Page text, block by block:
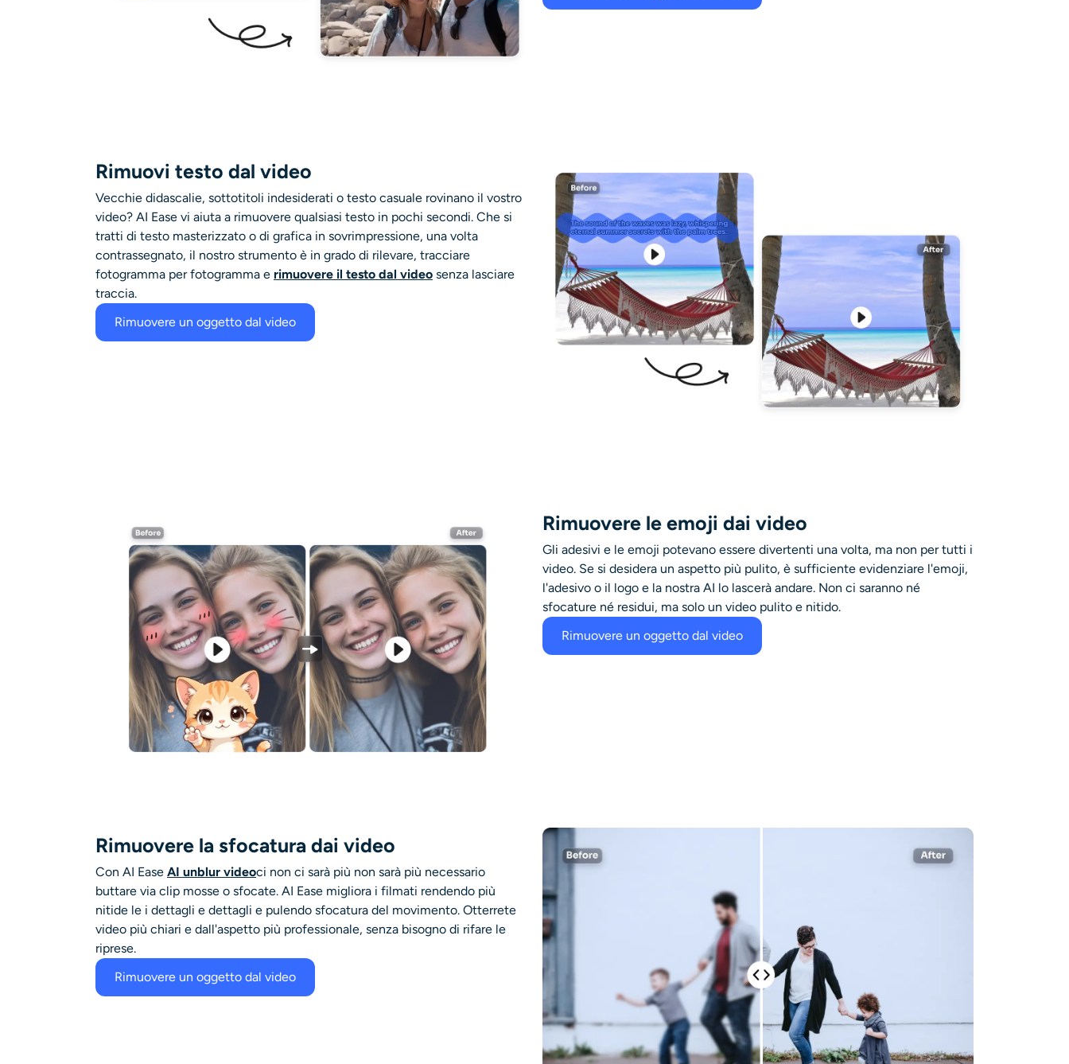
Rimuovi testo dal video
Vecchie didascalie, sottotitoli indesiderati o testo casuale rovinano il vostro
video? AI Ease vi aiuta a rimuovere qualsiasi testo in pochi secondi. Che si
tratti di testo masterizzato o di grafica in sovrimpressione, una volta
contrassegnato, il nostro strumento è in grado di rilevare, tracciare
fotogramma per fotogramma e rimuovere il testo dal video senza lasciare
traccia.
Rimuovere un oggetto dal video
Rimuovere le emoji dai video
Gli adesivi e le emoji potevano essere divertenti una volta, ma non per tutti i
video. Se si desidera un aspetto più pulito, è sufficiente evidenziare l'emoji,
l'adesivo o il logo e la nostra AI lo lascerà andare. Non ci saranno né
sfocature né residui, ma solo un video pulito e nitido.
Rimuovere un oggetto dal video
Rimuovere la sfocatura dai video
Con AI Ease AI unblur videoci non ci sarà più non sarà più necessario
buttare via clip mosse o sfocate. AI Ease migliora i filmati rendendo più
nitide le i dettagli e dettagli e pulendo sfocatura del movimento. Otterrete
video più chiari e dall'aspetto più professionale, senza bisogno di rifare le
riprese.
Rimuovere un oggetto dal video